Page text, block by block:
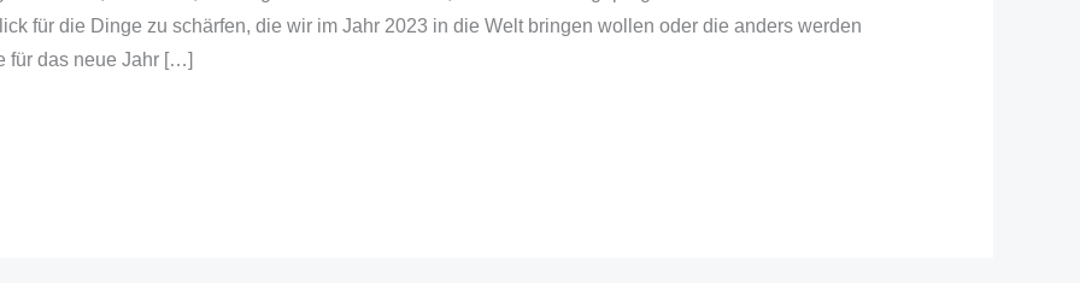
für die Dinge zu schärfen, die wir im Jahr 2023 in die Welt bringen wollen oder die anders werden
für das neue Jahr […]